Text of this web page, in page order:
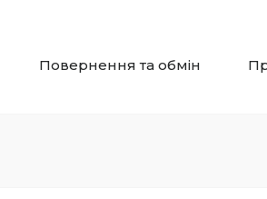
Повернення та обмін